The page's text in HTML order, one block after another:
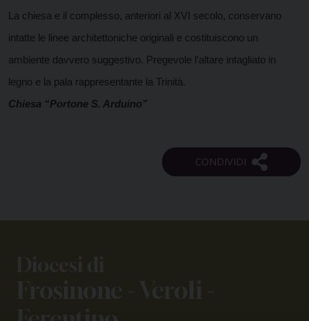
La chiesa e il complesso, anteriori al XVI secolo, conservano
intatte le linee architettoniche originali e costituiscono un
ambiente davvero suggestivo. Pregevole l’altare intagliato in
legno e la pala rappresentante la Trinità.
Chiesa “Portone S. Arduino”
Diocesi di
Frosinone - Veroli -